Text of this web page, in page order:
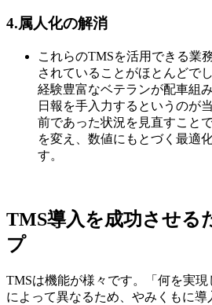
4.属人化の解消
これらのTMSを活用できる業
されていることがほとんどでし
経験豊富なベテランが配車組
日報を手入力するというのが
前であった状況を見直すこと
を変え、数値にもとづく最適
す。
TMS導入を成功させる
プ
TMSは機能が様々です。「何を実
によって異なるため、やみくもに